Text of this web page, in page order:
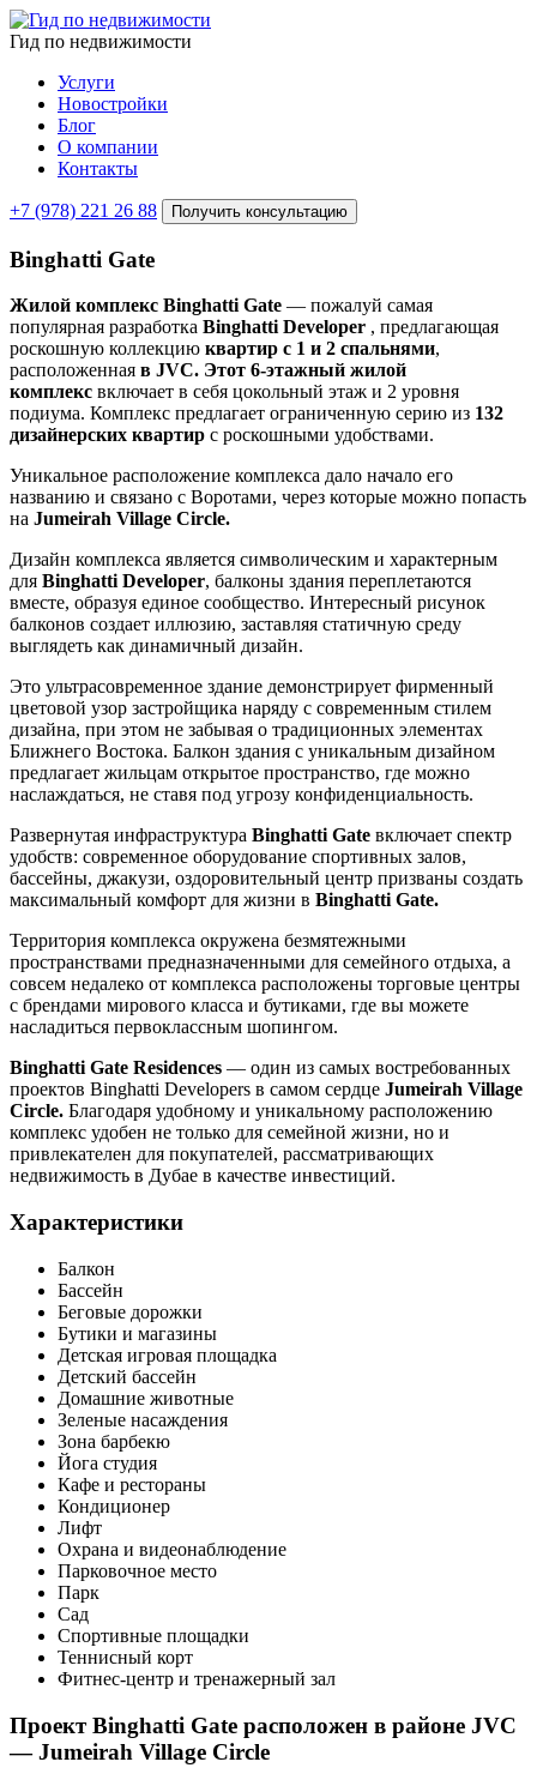
Гид по недвижимости
Услуги
Новостройки
Блог
О компании
Контакты
+7 (978) 221 26 88 Получить консультацию
Binghatti Gate
Жилой комплекс Binghatti Gate — пожалуй самая
популярная разработка Binghatti Developer , предлагающая
роскошную коллекцию квартир с 1 и 2 спальнями,
расположенная в JVC. Этот 6-этажный жилой
комплекс включает в себя цокольный этаж и 2 уровня
подиума. Комплекс предлагает ограниченную серию из 132
дизайнерских квартир с роскошными удобствами.
Уникальное расположение комплекса дало начало его
названию и связано с Воротами, через которые можно попасть
на Jumeirah Village Circle.
Дизайн комплекса является символическим и характерным
для Binghatti Developer, балконы здания переплетаются
вместе, образуя единое сообщество. Интересный рисунок
балконов создает иллюзию, заставляя статичную среду
выглядеть как динамичный дизайн.
Это ультрасовременное здание демонстрирует фирменный
цветовой узор застройщика наряду с современным стилем
дизайна, при этом не забывая о традиционных элементах
Ближнего Востока. Балкон здания с уникальным дизайном
предлагает жильцам открытое пространство, где можно
наслаждаться, не ставя под угрозу конфиденциальность.
Развернутая инфраструктура Binghatti Gate включает спектр
удобств: современное оборудование спортивных залов,
бассейны, джакузи, оздоровительный центр призваны создать
максимальный комфорт для жизни в Binghatti Gate.
Территория комплекса окружена безмятежными
пространствами предназначенными для семейного отдыха, а
совсем недалеко от комплекса расположены торговые центры
с брендами мирового класса и бутиками, где вы можете
насладиться первоклассным шопингом.
Binghatti Gate Residences — один из самых востребованных
проектов Binghatti Developers в самом сердце Jumeirah Village
Circle. Благодаря удобному и уникальному расположению
комплекс удобен не только для семейной жизни, но и
привлекателен для покупателей, рассматривающих
недвижимость в Дубае в качестве инвестиций.
Характеристики
Балкон
Бассейн
Беговые дорожки
Бутики и магазины
Детская игровая площадка
Детский бассейн
Домашние животные
Зеленые насаждения
Зона барбекю
Йога студия
Кафе и рестораны
Кондиционер
Лифт
Охрана и видеонаблюдение
Парковочное место
Парк
Сад
Спортивные площадки
Теннисный корт
Фитнес-центр и тренажерный зал
Проект Binghatti Gate расположен в районе JVC
— Jumeirah Village Circle